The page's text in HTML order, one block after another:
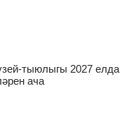
тыюлыгы 2027 елда
ача